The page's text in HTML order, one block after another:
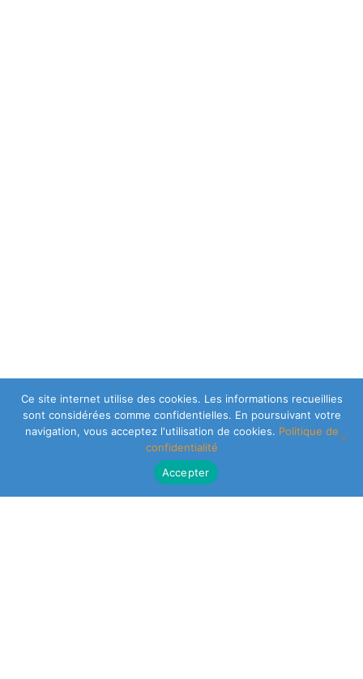
Ce site internet utilise des cookies. Les informations recueillies
sont considérées comme confidentielles. En poursuivant votre
navigation, vous acceptez l'utilisation de cookies. Politique de
confidentialité
Accepter